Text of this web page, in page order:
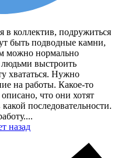
в коллектив, подружиться
быть подводные камни,
можно нормально
людьми выстроить
хвататься. Нужно
на работы. Какое-то
что они хотят
последовательности.
назад